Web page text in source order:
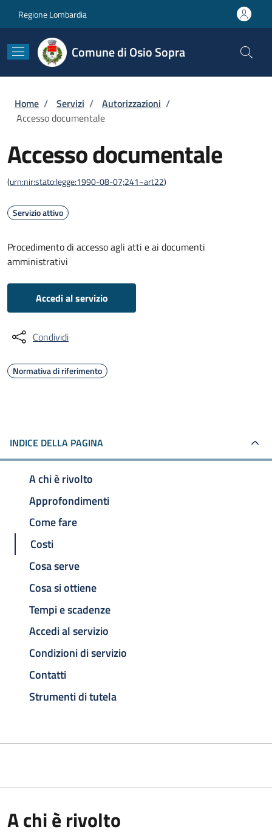
Regione Lombardia
Comune di Osio Sopra
Briciole di pane
Home / Servizi / Autorizzazioni /
Accesso documentale
Accesso documentale
(urn:nir:stato:legge:1990-08-07;241~art22)
Servizio attivo
Procedimento di accesso agli atti e ai documenti
amministrativi
Accedi al servizio
Condividi
Normativa di riferimento
INDICE DELLA PAGINA
A chi è rivolto
Approfondimenti
Come fare
Costi
Cosa serve
Cosa si ottiene
Tempi e scadenze
Accedi al servizio
Condizioni di servizio
Contatti
Strumenti di tutela
A chi è rivolto